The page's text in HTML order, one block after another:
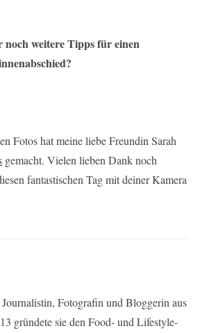
weitere Tipps für einen
Fotos hat meine liebe Freundin Sarah
gemacht. Vielen lieben Dank noch
fantastischen Tag mit deiner Kamera
Fotografin und Bloggerin aus
gründete sie den Food- und Lifestyle-